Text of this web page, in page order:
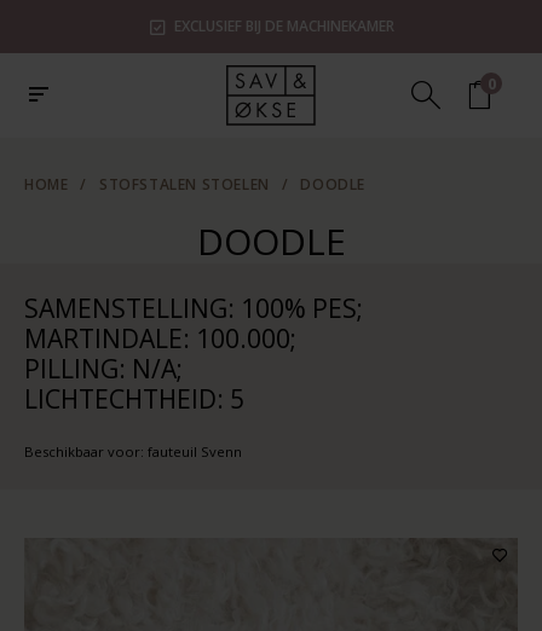
EXCLUSIEF BIJ DE MACHINEKAMER
0
HOME / STOFSTALEN STOELEN / DOODLE
DOODLE
SAMENSTELLING: 100% PES;
MARTINDALE: 100.000;
PILLING: N/A;
LICHTECHTHEID: 5
Beschikbaar voor: fauteuil Svenn